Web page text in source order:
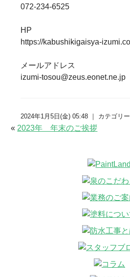
072-234-6525
HP
https://kabushikigaisya-
メールアドレス
izumi-tosou@zeus.eonet.ne.jp
2024年1月5日(金) 05:48 ｜ カテゴリー
« 2023年 年末のご挨拶